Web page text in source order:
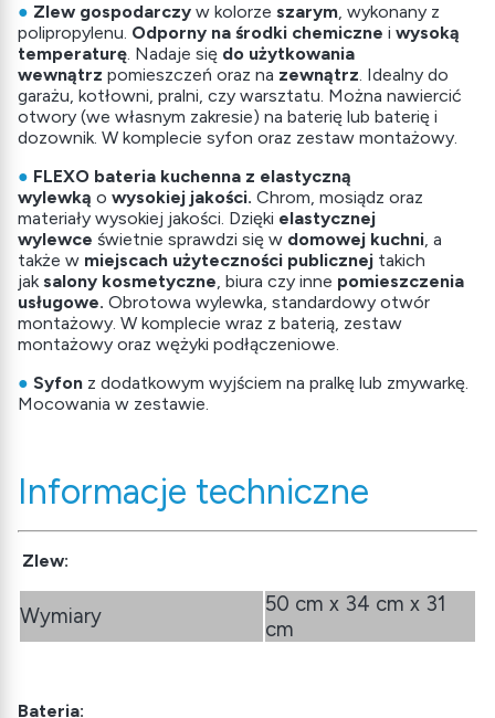
● Zlew gospodarczy w kolorze szarym, wykonany z
polipropylenu. Odporny na środki chemiczne i wysoką
temperaturę. Nadaje się do użytkowania
wewnątrz pomieszczeń oraz na zewnątrz. Idealny do
garażu, kotłowni, pralni, czy warsztatu. Można nawiercić
otwory (we własnym zakresie) na baterię lub baterię i
dozownik. W komplecie syfon oraz zestaw montażowy.
● FLEXO bateria kuchenna z elastyczną
wylewką o wysokiej jakości. Chrom, mosiądz oraz
materiały wysokiej jakości. Dzięki elastycznej
wylewce świetnie sprawdzi się w domowej kuchni, a
także w miejscach użyteczności publicznej takich
jaksalony kosmetyczne, biura czy inne pomieszczenia
usługowe. Obrotowa wylewka, standardowy otwór
montażowy. W komplecie wraz z baterią, zestaw
montażowy oraz wężyki podłączeniowe.
● Syfon z dodatkowym wyjściem na pralkę lub zmywarkę.
Mocowania w zestawie.
Informacje techniczne
Zlew:
Wymiary
50 cm x 34 cm x 31
cm
Bateria: